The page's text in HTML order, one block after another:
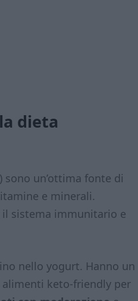
dieta
sono un’ottima fonte di
e minerali.
sistema immunitario e
nello yogurt. Hanno un
keto-friendly per